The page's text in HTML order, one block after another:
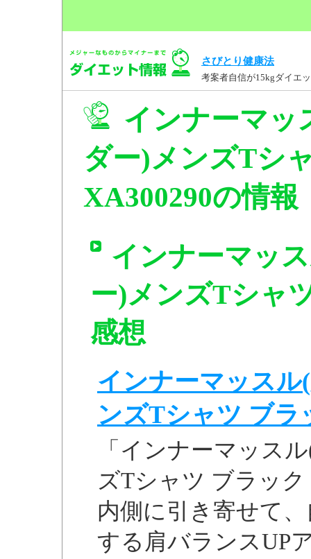
さびとり健康法
考案者自信が15kgダイエ
インナーマッ
ダー)メンズTシ
XA300290の情報
インナーマッ
ー)メンズTシャ
感想
インナーマッス
ンズTシャツ ブラ
「インナーマッス
ズTシャツ ブラッ
内側に引き寄せて
する肩バランスUP